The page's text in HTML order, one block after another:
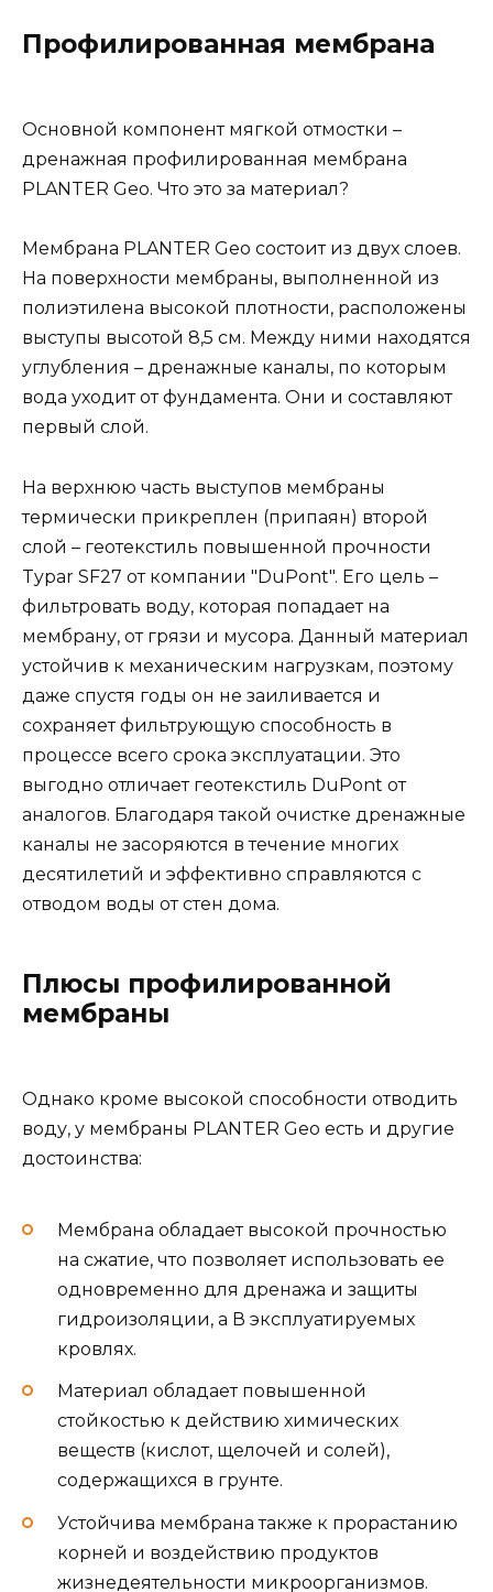
Профилированная мембрана
Основной компонент мягкой отмостки –
дренажная профилированная мембрана
PLANTER Geo. Что это за материал?
Мембрана PLANTER Geo состоит из двух слоев.
На поверхности мембраны, выполненной из
полиэтилена высокой плотности, расположены
выступы высотой 8,5 см. Между ними находятся
углубления – дренажные каналы, по которым
вода уходит от фундамента. Они и составляют
первый слой.
На верхнюю часть выступов мембраны
термически прикреплен (припаян) второй
слой – геотекстиль повышенной прочности
Typar SF27 от компании "DuPont". Его цель –
фильтровать воду, которая попадает на
мембрану, от грязи и мусора. Данный материал
устойчив к механическим нагрузкам, поэтому
даже спустя годы он не заиливается и
сохраняет фильтрующую способность в
процессе всего срока эксплуатации. Это
выгодно отличает геотекстиль DuPont от
аналогов. Благодаря такой очистке дренажные
каналы не засоряются в течение многих
десятилетий и эффективно справляются с
отводом воды от стен дома.
Плюсы профилированной
мембраны
Однако кроме высокой способности отводить
воду, у мембраны PLANTER Geo есть и другие
достоинства:
Мембрана обладает высокой прочностью
на сжатие, что позволяет использовать ее
одновременно для дренажа и защиты
гидроизоляции, а В эксплуатируемых
кровлях.
Материал обладает повышенной
стойкостью к действию химических
веществ (кислот, щелочей и солей),
содержащихся в грунте.
Устойчива мембрана также к прорастанию
корней и воздействию продуктов
жизнедеятельности микроорганизмов.